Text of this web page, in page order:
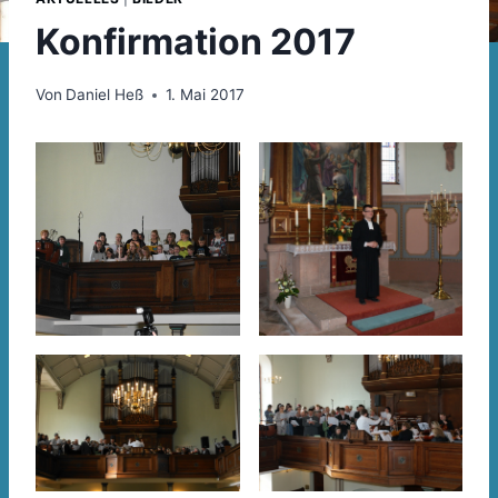
Konfirmation 2017
Von Daniel Heß 1. Mai 2017